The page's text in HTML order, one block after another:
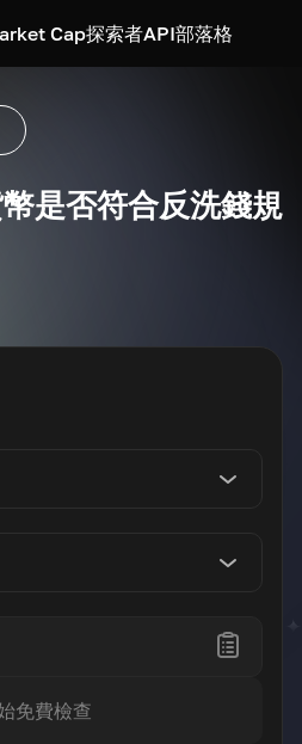
Cap探索者API部落格
是否符合反洗錢規
免費檢查